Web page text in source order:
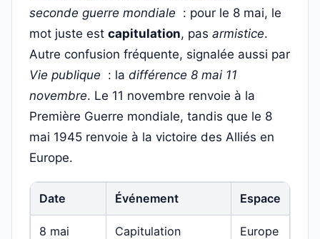
seconde guerre mondiale : pour le 8 mai, le
mot juste est capitulation, pas armistice.
Autre confusion fréquente, signalée aussi par
Vie publique : la différence 8 mai 11
novembre. Le 11 novembre renvoie à la
Première Guerre mondiale, tandis que le 8
mai 1945 renvoie à la victoire des Alliés en
Europe.
Date Événement Espace
8 mai
Capitulation
Europe